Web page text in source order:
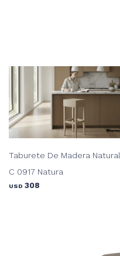
Taburete De Madera Natural
C 0917 Natura
USD 308